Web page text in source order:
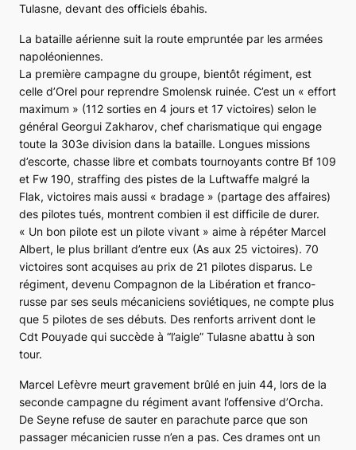
Tulasne, devant des officiels ébahis.
La bataille aérienne suit la route empruntée par les armées
napoléoniennes.
La première campagne du groupe, bientôt régiment, est
celle d’Orel pour reprendre Smolensk ruinée. C’est un « effort
maximum » (112 sorties en 4 jours et 17 victoires) selon le
général Georgui Zakharov, chef charismatique qui engage
toute la 303e division dans la bataille. Longues missions
d’escorte, chasse libre et combats tournoyants contre Bf 109
et Fw 190, straffing des pistes de la Luftwaffe malgré la
Flak, victoires mais aussi « bradage » (partage des affaires)
des pilotes tués, montrent combien il est difficile de durer.
« Un bon pilote est un pilote vivant » aime à répéter Marcel
Albert, le plus brillant d’entre eux (As aux 25 victoires). 70
victoires sont acquises au prix de 21 pilotes disparus. Le
régiment, devenu Compagnon de la Libération et franco-
russe par ses seuls mécaniciens soviétiques, ne compte plus
que 5 pilotes de ses débuts. Des renforts arrivent dont le
Cdt Pouyade qui succède à “l’aigle” Tulasne abattu à son
tour.
Marcel Lefèvre meurt gravement brûlé en juin 44, lors de la
seconde campagne du régiment avant l’offensive d’Orcha.
De Seyne refuse de sauter en parachute parce que son
passager mécanicien russe n’en a pas. Ces drames ont un